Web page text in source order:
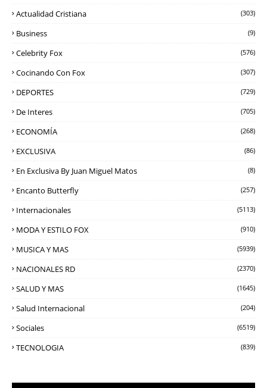
Actualidad Cristiana (303)
Business (9)
Celebrity Fox (576)
Cocinando Con Fox (307)
DEPORTES (729)
De Interes (705)
ECONOMÍA (268)
EXCLUSIVA (86)
En Exclusiva By Juan Miguel Matos (8)
Encanto Butterfly (257)
Internacionales (5113)
MODA Y ESTILO FOX (910)
MUSICA Y MAS (5939)
NACIONALES RD (2370)
SALUD Y MAS (1645)
Salud Internacional (204)
Sociales (6519)
TECNOLOGIA (839)